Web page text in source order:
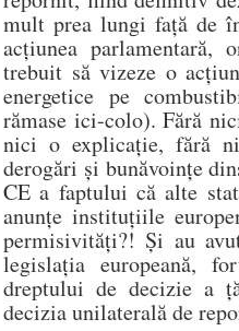
mult prea lungi față de
acțiunea
trebuit să vizeze o
energetice pe
rămase ici-colo). Fără
nici o explicație, fără
derogări și bunăvoințe
CE a faptului că alte
anunțe instituțiile
permisivități?! Și au
legislația europeană,
dreptului de decizie a
decizia unilaterală de